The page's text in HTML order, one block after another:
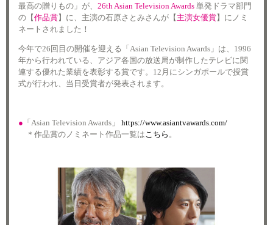
最高の贈りもの」が、 26th Asian Television Awards 単発ドラマ部門
の【作品賞】に、主演の石原さとみさんが【 主演女優賞】にノミ
ネートされました！
今年で26回目の開催を迎える「Asian Television Awards」は、1996
年から行われている、アジア各国の放送局が制作したテレビに関
連する優れた業績を表彰する賞です。12月にシンガポールで授賞
式が行われ、当日受賞者が発表されます。
● 「Asian Television Awards」 https://www.asiantvawards.com/
＊作品賞のノミネート作品一覧はこちら 。